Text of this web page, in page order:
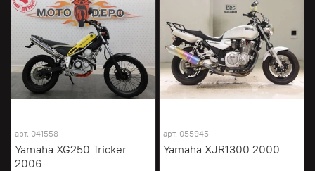
арт. 041558
Yamaha XG250 Tricker
2006
арт. 055945
Yamaha XJR1300 2000